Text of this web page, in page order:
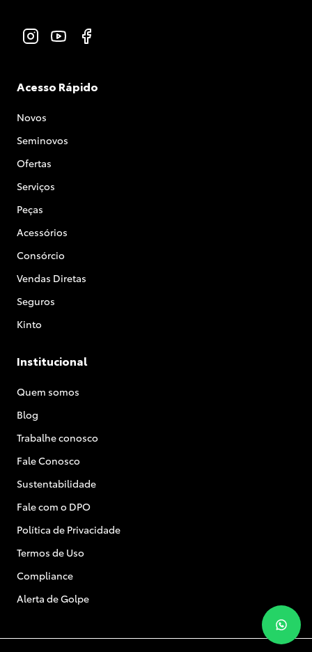
Acesso Rápido
Novos
Seminovos
Ofertas
Serviços
Peças
Acessórios
Consórcio
Vendas Diretas
Seguros
Kinto
Institucional
Quem somos
Blog
Trabalhe conosco
Fale Conosco
Sustentabilidade
Fale com o DPO
Política de Privacidade
Termos de Uso
Compliance
Alerta de Golpe